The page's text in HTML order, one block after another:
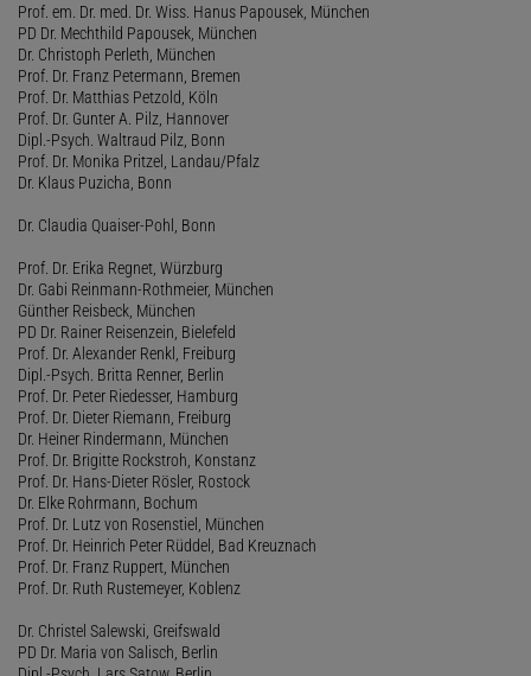
Prof. em. Dr. med. Dr. Wiss. Hanus Papousek, München
PD Dr. Mechthild Papousek, München
Dr. Christoph Perleth, München
Prof. Dr. Franz Petermann, Bremen
Prof. Dr. Matthias Petzold, Köln
Prof. Dr. Gunter A. Pilz, Hannover
Dipl.-Psych. Waltraud Pilz, Bonn
Prof. Dr. Monika Pritzel, Landau/Pfalz
Dr. Klaus Puzicha, Bonn
Dr. Claudia Quaiser-Pohl, Bonn
Prof. Dr. Erika Regnet, Würzburg
Dr. Gabi Reinmann-Rothmeier, München
Günther Reisbeck, München
PD Dr. Rainer Reisenzein, Bielefeld
Prof. Dr. Alexander Renkl, Freiburg
Dipl.-Psych. Britta Renner, Berlin
Prof. Dr. Peter Riedesser, Hamburg
Prof. Dr. Dieter Riemann, Freiburg
Dr. Heiner Rindermann, München
Prof. Dr. Brigitte Rockstroh, Konstanz
Prof. Dr. Hans-Dieter Rösler, Rostock
Dr. Elke Rohrmann, Bochum
Prof. Dr. Lutz von Rosenstiel, München
Prof. Dr. Heinrich Peter Rüddel, Bad Kreuznach
Prof. Dr. Franz Ruppert, München
Prof. Dr. Ruth Rustemeyer, Koblenz
Dr. Christel Salewski, Greifswald
PD Dr. Maria von Salisch, Berlin